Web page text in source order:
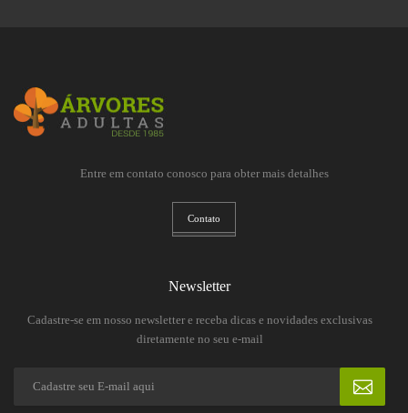
Entre em contato conosco para obter mais detalhes
Contato
Newsletter
Cadastre-se em nosso newsletter e receba dicas e novidades exclusivas
diretamente no seu e-mail